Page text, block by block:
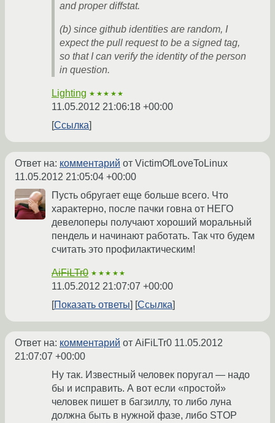
and proper diffstat.
(b) since github identities are random, I
expect the pull request to be a signed tag,
so that I can verify the identity of the person
in question.
Lighting ★★★★★
11.05.2012 21:06:18 +00:00
Ссылка
Ответ на: комментарий от VictimOfLoveToLinux
11.05.2012 21:05:04 +00:00
Пусть обругает еще больше всего. Что
характерно, после пачки говна от НЕГО
девелоперы получают хороший моральный
пендель и начинают работать. Так что будем
считать это профилактическим!
AiFiLTr0 ★★★★★
11.05.2012 21:07:07 +00:00
Показать ответы
Ссылка
Ответ на: комментарий от AiFiLTr0 11.05.2012
21:07:07 +00:00
Ну так. Известный человек поругал — надо
бы и исправить. А вот если «простой»
человек пишет в багзиллу, то либо луна
должна быть в нужной фазе, либо STOP